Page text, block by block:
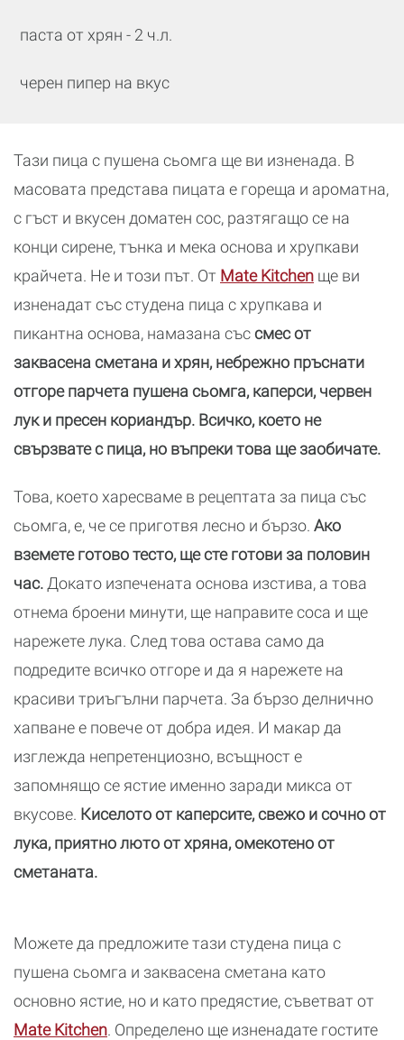
паста от хрян - 2 ч.л.
черен пипер на вкус
Тази пица с пушена сьомга ще ви изненада. В
масовата представа пицата е гореща и ароматна,
с гъст и вкусен доматен сос, разтягащо се на
конци сирене, тънка и мека основа и хрупкави
крайчета. Не и този път. От Mate Kitchen ще ви
изненадат със студена пица с хрупкава и
пикантна основа, намазана съссмес от
заквасена сметана и хрян, небрежно пръснати
отгоре парчета пушена сьомга, каперси, червен
лук и пресен кориандър. Всичко, което не
свързвате с пица, но въпреки това ще заобичате.
Това, което харесваме в рецептата за пица със
сьомга, е, че се приготвя лесно и бързо. Ако
вземете готово тесто, ще сте готови за половин
час. Докато изпечената основа изстива, а това
отнема броени минути, ще направите соса и ще
нарежете лука. След това остава само да
подредите всичко отгоре и да я нарежете на
красиви триъгълни парчета. За бързо делнично
хапване е повече от добра идея. И макар да
изглежда непретенциозно, всъщност е
запомнящо се ястие именно заради микса от
вкусове. Киселото от каперсите, свежо и сочно от
лука, приятно люто от хряна, омекотено от
сметаната.
Можете да предложите тази студена пица с
пушена сьомга и заквасена сметана като
основно ястие, но и като предястие, съветват от
Mate Kitchen. Определено ще изненадате гостите